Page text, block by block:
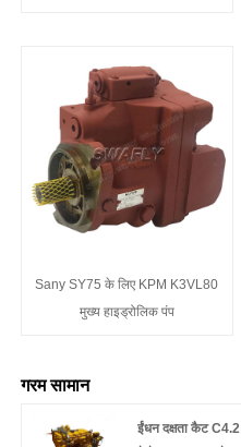
Sany SY75 के लिए KPM K3VL80
मुख्य हाइड्रोलिक पंप
गरम सामान
ईंधन दक्षता कैट